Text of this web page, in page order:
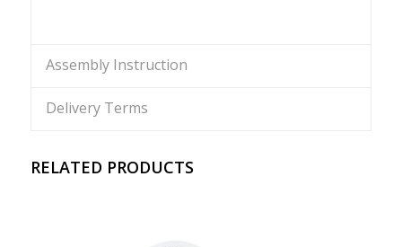
Assembly Instruction
Delivery Terms
RELATED PRODUCTS